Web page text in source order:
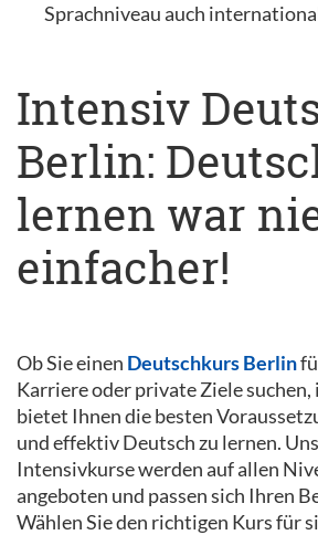
Sprachniveau auch
Intensiv
Berlin:
lernen war
einfacher!
Ob Sie einen Deutschkurs Berlin
Karriere oder private Ziele
bietet Ihnen die besten
und effektiv Deutsch zu lernen.
Intensivkurse werden auf allen
angeboten und passen sich Ihren
Wählen Sie den richtigen Kurs für